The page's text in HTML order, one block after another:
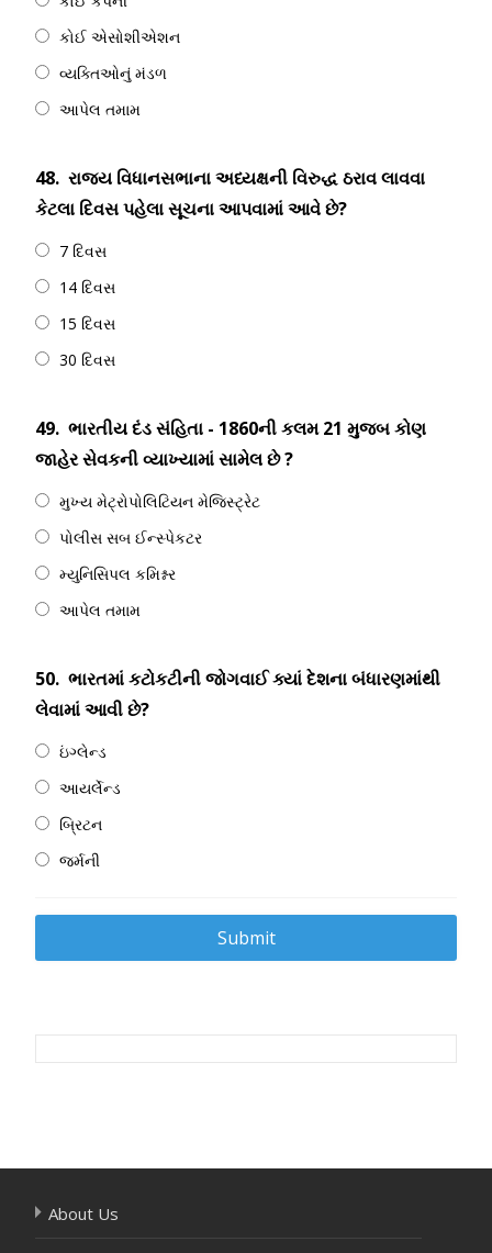
કોઈ એસોશીએશન
વ્યક્તિઓનું મંડળ
આપેલ તમામ
48. રાજ્ય વિધાનસભાના અધ્યક્ષની વિરુદ્ધ ઠરાવ લાવવા
કેટલા દિવસ પહેલા સૂચના આપવામાં આવે છે?
7 દિવસ
14 દિવસ
15 દિવસ
30 દિવસ
49. ભારતીય દંડ સંહિતા - 1860ની કલમ 21 મુજબ કોણ
જાહેર સેવકની વ્યાખ્યામાં સામેલ છે ?
મુખ્ય મેટ્રોપોલિટિયન મેજિસ્ટ્રેટ
પોલીસ સબ ઈન્સ્પેકટર
મ્યુનિસિપલ કમિશ્નર
આપેલ તમામ
50. ભારતમાં કટોકટીની જોગવાઈ ક્યાં દેશના બંધારણમાંથી
લેવામાં આવી છે?
ઇંગ્લેન્ડ
આયર્લેન્ડ
બ્રિટન
જર્મની
Post
About Us